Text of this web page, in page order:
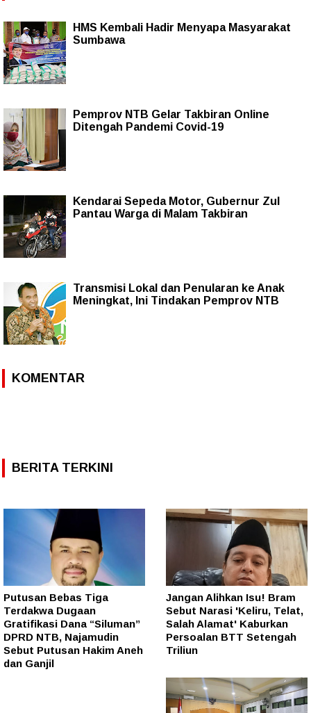
HMS Kembali Hadir Menyapa Masyarakat
Sumbawa
Pemprov NTB Gelar Takbiran Online
Ditengah Pandemi Covid-19
Kendarai Sepeda Motor, Gubernur Zul
Pantau Warga di Malam Takbiran
Transmisi Lokal dan Penularan ke Anak
Meningkat, Ini Tindakan Pemprov NTB
KOMENTAR
BERITA TERKINI
Putusan Bebas Tiga
Terdakwa Dugaan
Gratifikasi Dana “Siluman”
DPRD NTB, Najamudin
Sebut Putusan Hakim Aneh
dan Ganjil
Jangan Alihkan Isu! Bram
Sebut Narasi 'Keliru, Telat,
Salah Alamat' Kaburkan
Persoalan BTT Setengah
Triliun